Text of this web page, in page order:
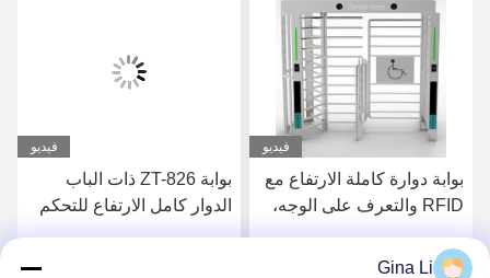
فيديو
بوابة دوارة كاملة الارتفاع مع
RFID والتعرف على الوجه،
فيديو
بوابة ZT-826 ذات الباب
الدوار كامل الارتفاع للتحكم
Gina Li